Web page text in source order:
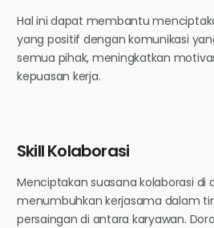
Hal ini dapat membantu
yang positif dengan komunikasi
semua pihak, meningkatkan
kepuasan kerja.
Skill Kolaborasi
Menciptakan suasana kolaborasi
menumbuhkan kerjasama dalam
persaingan di antara karyawan.